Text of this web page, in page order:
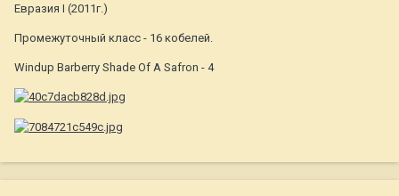
Евразия I (2011г.)
Промежуточный класс - 16 кобелей.
Windup Barberry Shade Of A Safron - 4